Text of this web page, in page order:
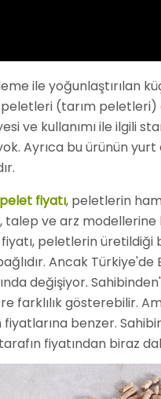
ile yoğunlaştırılan
(tarım peletleri)
ve kullanımı ile ilgili
Ayrıca bu ürünün yurt
fiyatı, peletlerin
ve arz modellerine
peletlerin
Ancak
değişiyor.
farklılık gösterebilir.
fiyatlarına benzer.
fiyatından biraz